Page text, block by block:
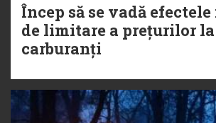
Încep să se vadă
de limitare a prețurilor la
carburanți